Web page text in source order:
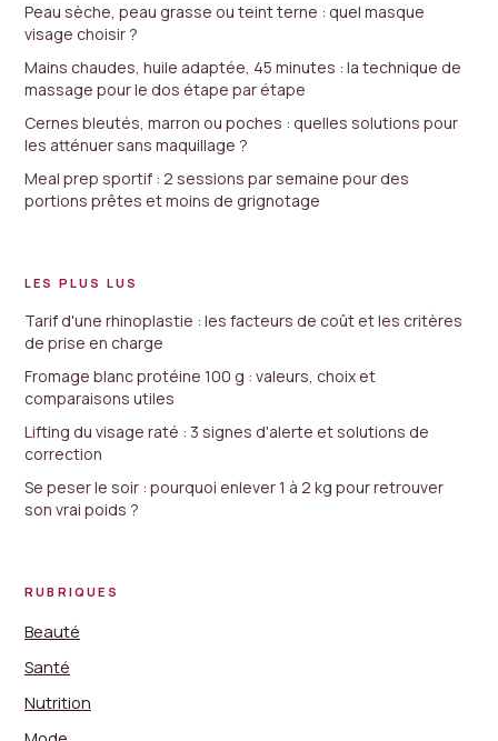
Peau sèche, peau grasse ou teint terne : quel masque
visage choisir ?
Mains chaudes, huile adaptée, 45 minutes : la technique de
massage pour le dos étape par étape
Cernes bleutés, marron ou poches : quelles solutions pour
les atténuer sans maquillage ?
Meal prep sportif : 2 sessions par semaine pour des
portions prêtes et moins de grignotage
LES PLUS LUS
Tarif d'une rhinoplastie : les facteurs de coût et les critères
de prise en charge
Fromage blanc protéine 100 g : valeurs, choix et
comparaisons utiles
Lifting du visage raté : 3 signes d'alerte et solutions de
correction
Se peser le soir : pourquoi enlever 1 à 2 kg pour retrouver
son vrai poids ?
RUBRIQUES
Beauté
Santé
Nutrition